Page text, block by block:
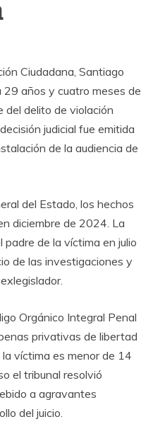
Ciudadana, Santiago
29 años y cuatro meses de
del delito de violación
judicial fue emitida
de la audiencia de
del Estado , los hechos
diciembre de 2024. La
de la víctima en julio
de las investigaciones y
Orgánico Integral Penal
privativas de libertad
víctima es menor de 14
el tribunal resolvió
a agravantes
del juicio.